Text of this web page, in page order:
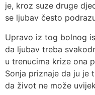
je, kroz suze druge
se ljubav često
Upravo iz tog bolnog
da ljubav treba
u trenucima krize ona
Sonja priznaje da ju je
da život ne može